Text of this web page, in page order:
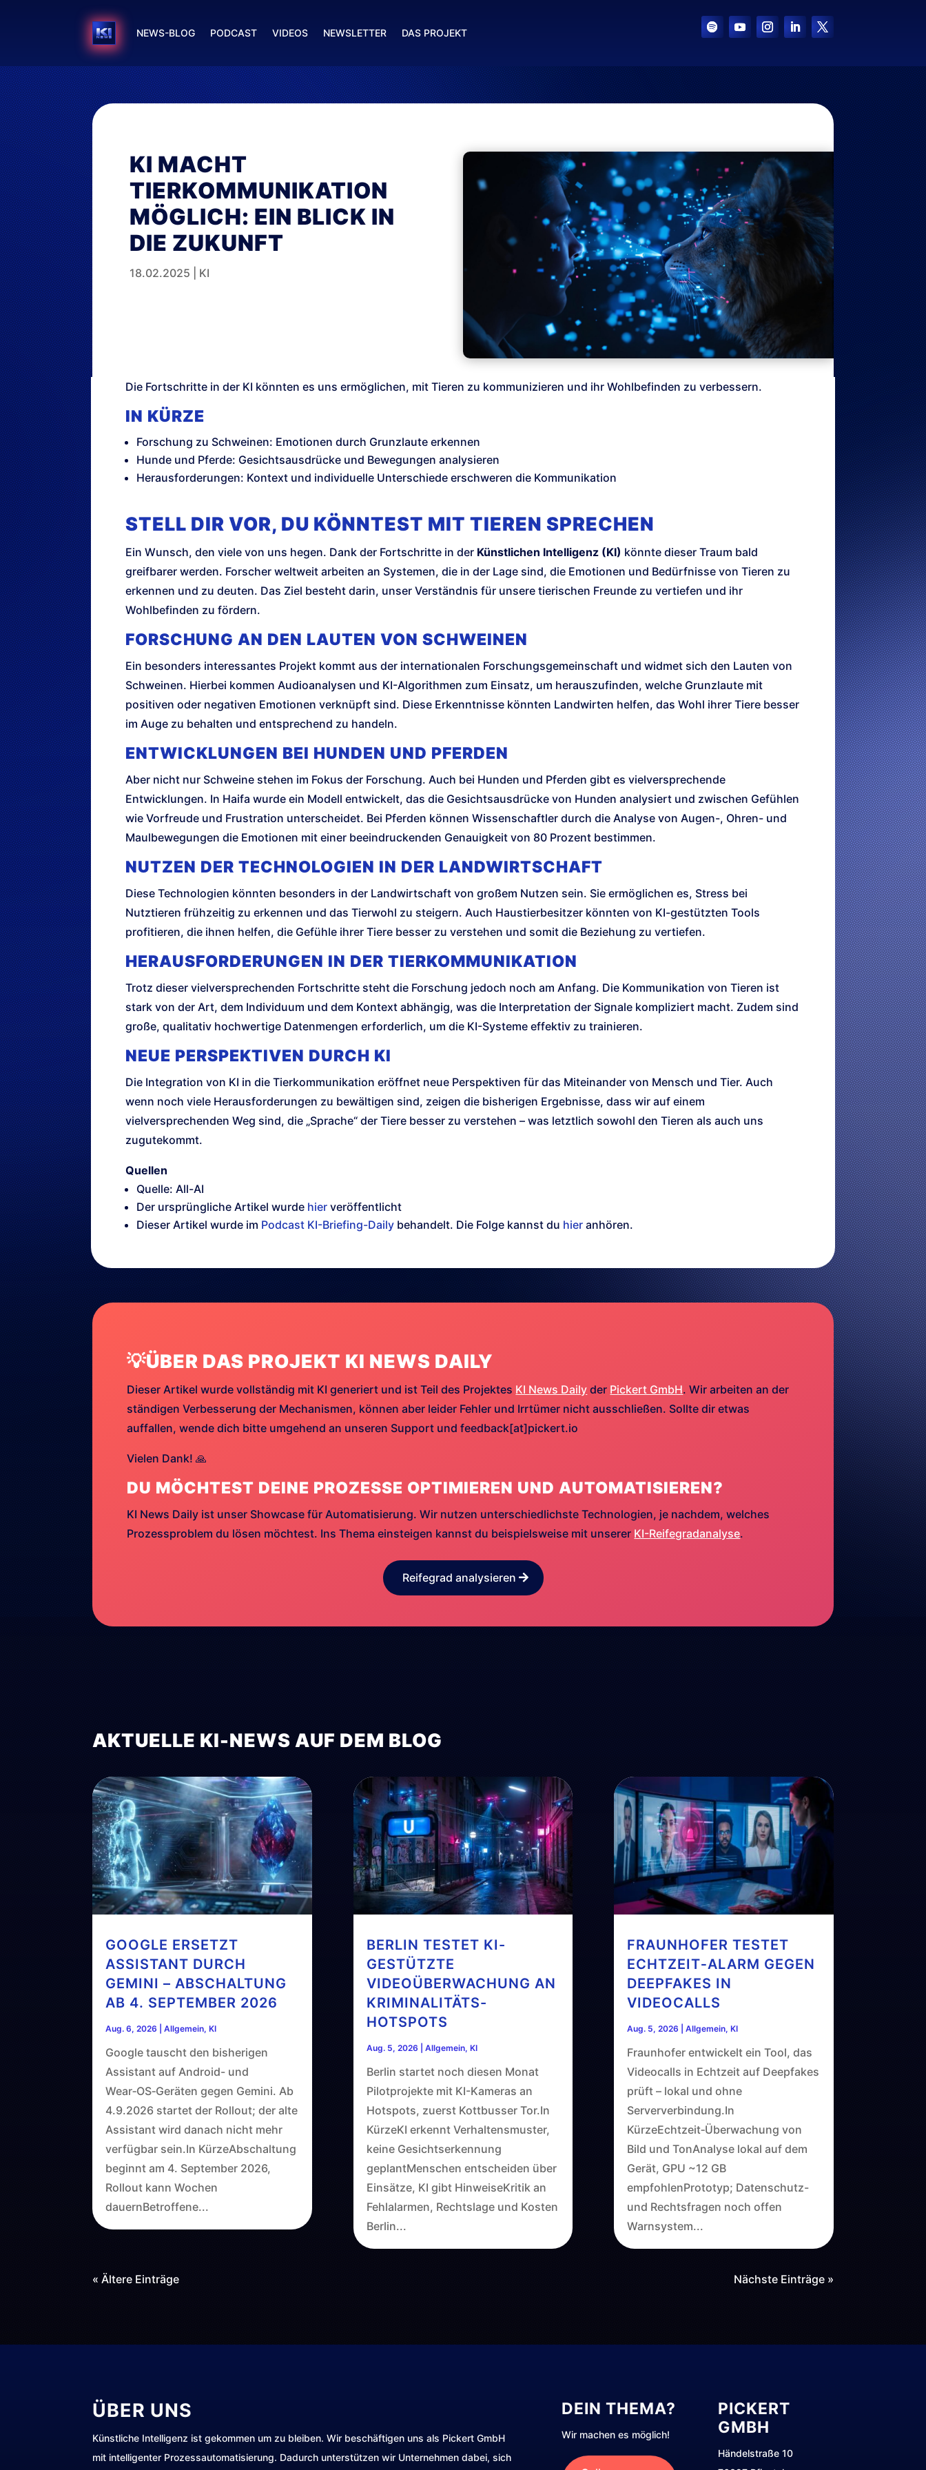
NEWS-BLOG PODCAST VIDEOS NEWSLETTER DAS PROJEKT
KI MACHT
TIERKOMMUNIKATION
MÖGLICH: EIN BLICK IN
DIE ZUKUNFT
18.02.2025 KI
Die Fortschritte in der KI könnten es uns ermöglichen, mit Tieren zu kommunizieren und ihr Wohlbefinden zu verbessern.
IN KÜRZE
Forschung zu Schweinen: Emotionen durch Grunzlaute erkennen
Hunde und Pferde: Gesichtsausdrücke und Bewegungen analysieren
Herausforderungen: Kontext und individuelle Unterschiede erschweren die Kommunikation
STELL DIR VOR, DU KÖNNTEST MIT TIEREN SPRECHEN
Ein Wunsch, den viele von uns hegen. Dank der Fortschritte in der Künstlichen Intelligenz (KI) könnte dieser Traum bald
greifbarer werden. Forscher weltweit arbeiten an Systemen, die in der Lage sind, die Emotionen und Bedürfnisse von Tieren zu
erkennen und zu deuten. Das Ziel besteht darin, unser Verständnis für unsere tierischen Freunde zu vertiefen und ihr
Wohlbefinden zu fördern.
FORSCHUNG AN DEN LAUTEN VON SCHWEINEN
Ein besonders interessantes Projekt kommt aus der internationalen Forschungsgemeinschaft und widmet sich den Lauten von
Schweinen. Hierbei kommen Audioanalysen und KI-Algorithmen zum Einsatz, um herauszufinden, welche Grunzlaute mit
positiven oder negativen Emotionen verknüpft sind. Diese Erkenntnisse könnten Landwirten helfen, das Wohl ihrer Tiere besser
im Auge zu behalten und entsprechend zu handeln.
ENTWICKLUNGEN BEI HUNDEN UND PFERDEN
Aber nicht nur Schweine stehen im Fokus der Forschung. Auch bei Hunden und Pferden gibt es vielversprechende
Entwicklungen. In Haifa wurde ein Modell entwickelt, das die Gesichtsausdrücke von Hunden analysiert und zwischen Gefühlen
wie Vorfreude und Frustration unterscheidet. Bei Pferden können Wissenschaftler durch die Analyse von Augen-, Ohren- und
Maulbewegungen die Emotionen mit einer beeindruckenden Genauigkeit von 80 Prozent bestimmen.
NUTZEN DER TECHNOLOGIEN IN DER LANDWIRTSCHAFT
Diese Technologien könnten besonders in der Landwirtschaft von großem Nutzen sein. Sie ermöglichen es, Stress bei
Nutztieren frühzeitig zu erkennen und das Tierwohl zu steigern. Auch Haustierbesitzer könnten von KI-gestützten Tools
profitieren, die ihnen helfen, die Gefühle ihrer Tiere besser zu verstehen und somit die Beziehung zu vertiefen.
HERAUSFORDERUNGEN IN DER TIERKOMMUNIKATION
Trotz dieser vielversprechenden Fortschritte steht die Forschung jedoch noch am Anfang. Die Kommunikation von Tieren ist
stark von der Art, dem Individuum und dem Kontext abhängig, was die Interpretation der Signale kompliziert macht. Zudem sind
große, qualitativ hochwertige Datenmengen erforderlich, um die KI-Systeme effektiv zu trainieren.
NEUE PERSPEKTIVEN DURCH KI
Die Integration von KI in die Tierkommunikation eröffnet neue Perspektiven für das Miteinander von Mensch und Tier. Auch
wenn noch viele Herausforderungen zu bewältigen sind, zeigen die bisherigen Ergebnisse, dass wir auf einem
vielversprechenden Weg sind, die „Sprache“ der Tiere besser zu verstehen – was letztlich sowohl den Tieren als auch uns
zugutekommt.
Quellen
Quelle: All-AI
Der ursprüngliche Artikel wurde hier veröffentlicht
Dieser Artikel wurde im Podcast KI-Briefing-Daily behandelt. Die Folge kannst du hier anhören.
💡ÜBER DAS PROJEKT KI NEWS DAILY
Dieser Artikel wurde vollständig mit KI generiert und ist Teil des Projektes KI News Daily der Pickert GmbH. Wir arbeiten an der
ständigen Verbesserung der Mechanismen, können aber leider Fehler und Irrtümer nicht ausschließen. Sollte dir etwas
auffallen, wende dich bitte umgehend an unseren Support und feedback[at]pickert.io
Vielen Dank! 🙏
DU MÖCHTEST DEINE PROZESSE OPTIMIEREN UND AUTOMATISIEREN?
KI News Daily ist unser Showcase für Automatisierung. Wir nutzen unterschiedlichste Technologien, je nachdem, welches
Prozessproblem du lösen möchtest. Ins Thema einsteigen kannst du beispielsweise mit unserer KI-Reifegradanalyse.
Reifegrad analysieren
AKTUELLE KI-NEWS AUF DEM BLOG
GOOGLE ERSETZT
ASSISTANT DURCH
GEMINI – ABSCHALTUNG
AB 4. SEPTEMBER 2026
Aug. 6, 2026 |Allgemein,KI
Google tauscht den bisherigen
Assistant auf Android- und
Wear‑OS‑Geräten gegen Gemini. Ab
4.9.2026 startet der Rollout; der alte
Assistant wird danach nicht mehr
verfügbar sein.In KürzeAbschaltung
beginnt am 4. September 2026,
Rollout kann Wochen
dauernBetroffene...
BERLIN TESTET KI-
GESTÜTZTE
VIDEOÜBERWACHUNG AN
KRIMINALITÄTS-
HOTSPOTS
Aug. 5, 2026 Allgemein, KI
Berlin startet noch diesen Monat
Pilotprojekte mit KI-Kameras an
Hotspots, zuerst Kottbusser Tor.In
KürzeKI erkennt Verhaltensmuster,
keine Gesichtserkennung
geplantMenschen entscheiden über
Einsätze, KI gibt HinweiseKritik an
Fehlalarmen, Rechtslage und Kosten
Berlin...
FRAUNHOFER TESTET
ECHTZEIT‑ALARM GEGEN
DEEPFAKES IN
VIDEOCALLS
Aug. 5, 2026 Allgemein, KI
Fraunhofer entwickelt ein Tool, das
Videocalls in Echtzeit auf Deepfakes
prüft – lokal und ohne
Serververbindung.In
KürzeEchtzeit‑Überwachung von
Bild und TonAnalyse lokal auf dem
Gerät, GPU ~12 GB
empfohlenPrototyp; Datenschutz-
und Rechtsfragen noch offen
Warnsystem...
« Ältere Einträge Nächste Einträge »
ÜBER UNS
Künstliche Intelligenz ist gekommen um zu bleiben. Wir beschäftigen uns als Pickert GmbH
mit intelligenter Prozessautomatisierung. Dadurch unterstützen wir Unternehmen dabei, sich
DEIN THEMA?
Wir machen es möglich!
PICKERT
GMBH
Händelstraße 10